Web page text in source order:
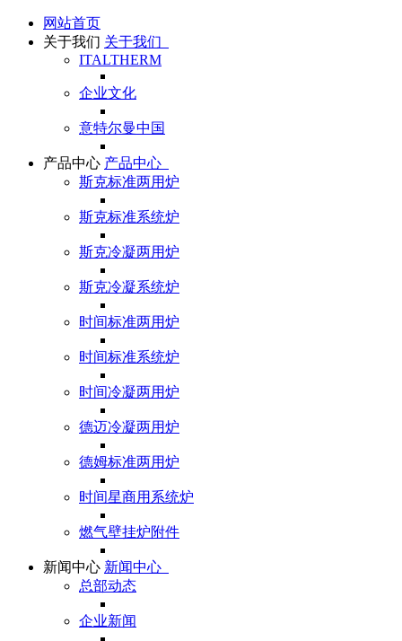
网站首页
关于我们 关于我们
ITALTHERM
企业文化
意特尔曼中国
产品中心 产品中心
斯克标准两用炉
斯克标准系统炉
斯克冷凝两用炉
斯克冷凝系统炉
时间标准两用炉
时间标准系统炉
时间冷凝两用炉
德迈冷凝两用炉
德姆标准两用炉
时间星商用系统炉
燃气壁挂炉附件
新闻中心 新闻中心
总部动态
企业新闻